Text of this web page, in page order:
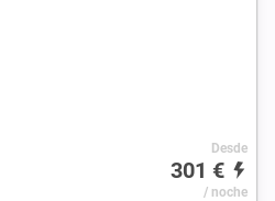
Desde
301 €
/ noche